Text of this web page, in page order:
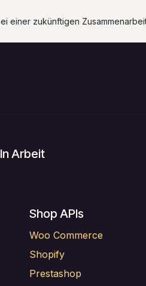
einer zukünftigen
In Arbeit
Shop APIs
Woo Commerce
Shopify
Prestashop